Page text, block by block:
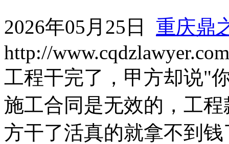
2026年05月25日 重庆鼎
http://www.cqdzlawyer.com
工程干完了，甲方却说"
施工合同是无效的，工
方干了活真的就拿不到